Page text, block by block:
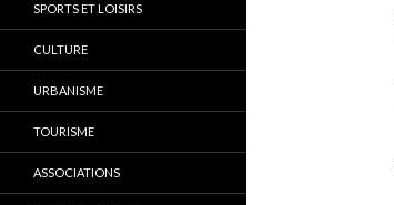
SPORTS ET LOISIRS
CULTURE
URBANISME
TOURISME
ASSOCIATIONS